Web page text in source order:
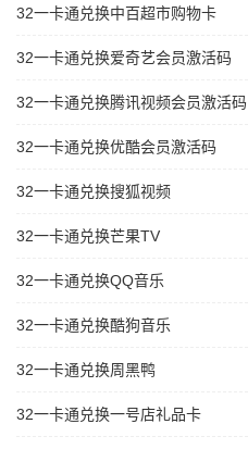
32一卡通兑换中百超市购物卡
32一卡通兑换爱奇艺会员激活码
32一卡通兑换腾讯视频会员激活码
32一卡通兑换优酷会员激活码
32一卡通兑换搜狐视频
32一卡通兑换芒果TV
32一卡通兑换QQ音乐
32一卡通兑换酷狗音乐
32一卡通兑换周黑鸭
32一卡通兑换一号店礼品卡